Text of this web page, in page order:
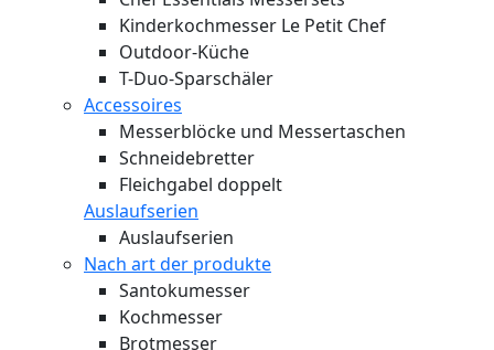
Kinderkochmesser Le Petit Chef
Outdoor-Küche
T-Duo-Sparschäler
Accessoires
Messerblöcke und Messertaschen
Schneidebretter
Fleichgabel doppelt
Auslaufserien
Auslaufserien
Nach art der produkte
Santokumesser
Kochmesser
Brotmesser